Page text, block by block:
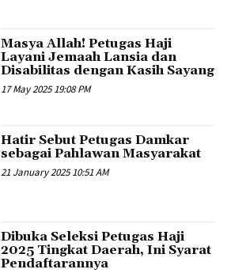
Masya Allah! Petugas Haji
Layani Jemaah Lansia dan
Disabilitas dengan Kasih Sayang
17 May 2025 19:08 PM
Hatir Sebut Petugas Damkar
sebagai Pahlawan Masyarakat
21 January 2025 10:51 AM
Dibuka Seleksi Petugas Haji
2025 Tingkat Daerah, Ini Syarat
Pendaftarannya